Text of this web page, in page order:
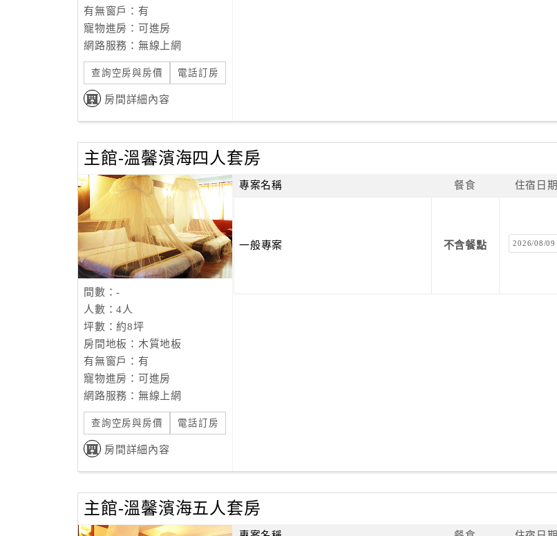
有無窗戶：有
寵物進房：可進房
網路服務：無線上網
查詢空房與房價 電話訂房
房間詳細內容
主館-溫馨濱海四人套房
間數：-
人數：4人
坪數：約8坪
房間地板：木質地板
有無窗戶：有
寵物進房：可進房
網路服務：無線上網
查詢空房與房價 電話訂房
房間詳細內容
專案名稱 餐食 住宿日期
一般專案 不含餐點 2026/08/09
主館-溫馨濱海五人套房